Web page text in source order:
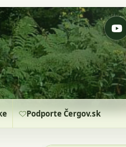
Podporte Čergov.sk